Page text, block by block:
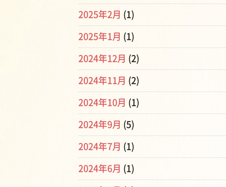
2025年2月 (1)
2025年1月 (1)
2024年12月 (2)
2024年11月 (2)
2024年10月 (1)
2024年9月 (5)
2024年7月 (1)
2024年6月 (1)